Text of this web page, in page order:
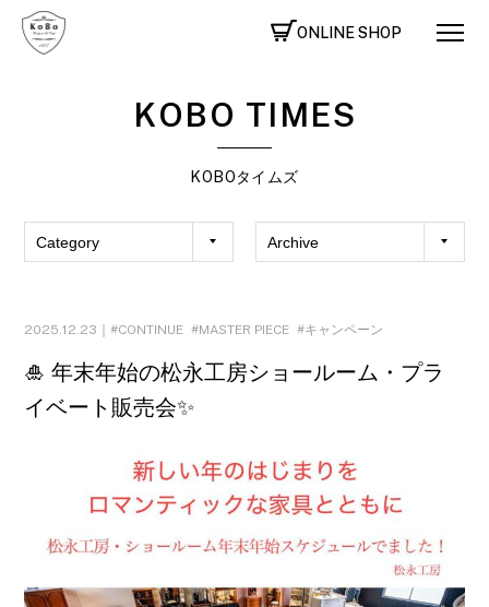
ONLINE SHOP
KOBO TIMES
KOBOタイムズ
2025.12.23｜ CONTINUE MASTER PIECE キャンペーン
🎍 年末年始の松永工房ショールーム・プラ
イベート販売会✨